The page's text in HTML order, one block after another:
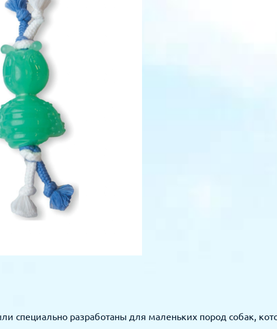
специально разработаны для маленьких пород собак,